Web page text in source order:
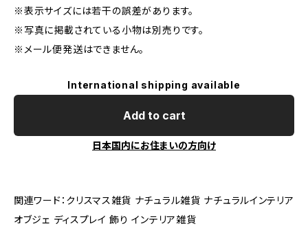
※表示サイズには若干の誤差があります。
※写真に掲載されている小物は別売りです。
※メール便発送はできません。
International shipping available
Add to cart
日本国内にお住まいの方向け
関連ワード：クリスマス雑貨 ナチュラル雑貨 ナチュラルインテリア
オブジェ ディスプレイ 飾り インテリア雑貨